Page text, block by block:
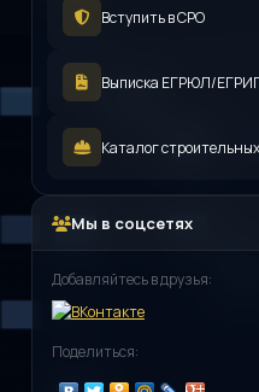
Вступить в СРО
Выписка ЕГРЮЛ/
Каталог
Мы в соцсетях
Добавляйтесь в друзья:
Поделиться: